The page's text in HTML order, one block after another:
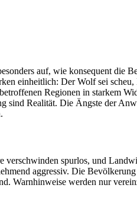
auf, wie konsequent die
einheitlich: Der Wolf sei scheu,
Regionen in starkem
sind Realität. Die Ängste der
spurlos, und
aggressiv. Die
Warnhinweise werden nur